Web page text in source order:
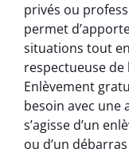
privés ou
permet
situations tout
respectueuse de
Enlèvement
besoin avec une
s’agisse d’un
ou d’un